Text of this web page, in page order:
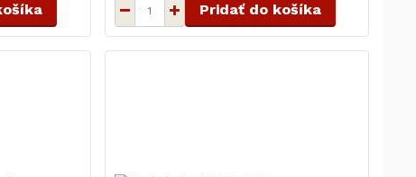
Pridať do košíka